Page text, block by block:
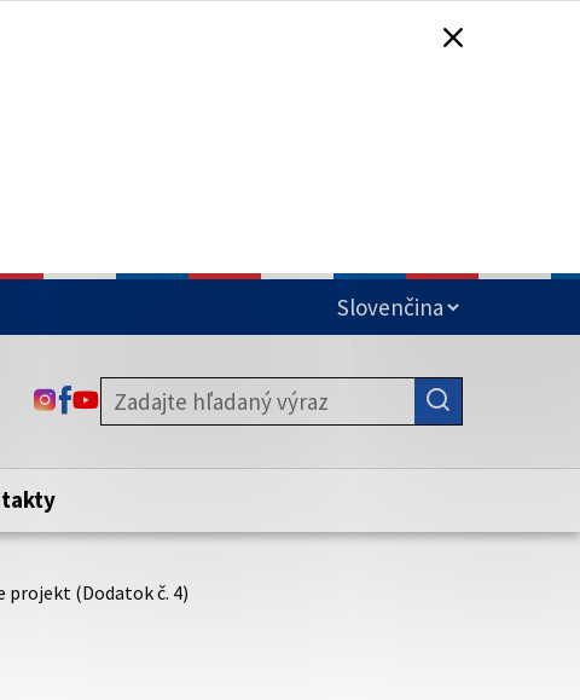
Zabezpečená stránka vždy začína
webového sídla.
ODKAZ SA OTVORÍ NA NOVEJ KARTE
ODKAZ SA OTVORÍ NA NOVEJ KARTE
ODKAZ SA OTVORÍ NA NOVEJ KARTE
projekt (Dodatok č. 4)